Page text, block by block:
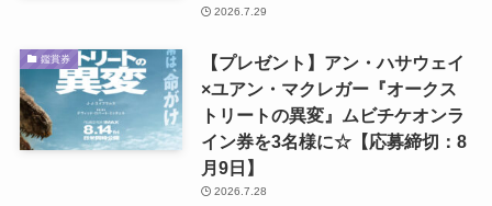
2026.7.29
鑑賞券
【プレゼント】アン・ハサウェイ
×ユアン・マクレガー『オークス
トリートの異変』ムビチケオンラ
イン券を3名様に☆【応募締切：8
月9日】
2026.7.28